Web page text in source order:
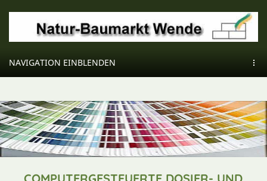
NAVIGATION EINBLENDEN